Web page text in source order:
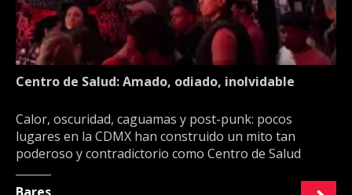
Centro de Salud: Amado, odiado, inolvidable
Calor, oscuridad, caguamas y post-punk: pocos
lugares en la CDMX han construido un mito tan
poderoso y contradictorio como Centro de Salud
Bares